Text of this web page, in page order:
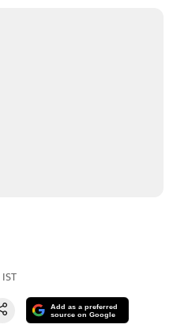
IST
Add as a preferred
source on Google